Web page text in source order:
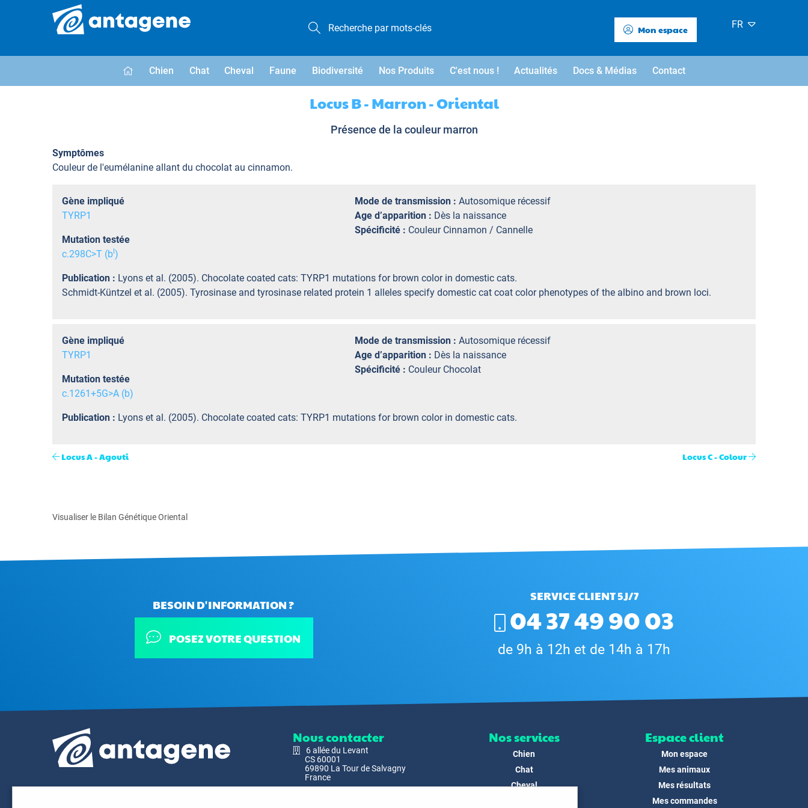
Mon espace FR
Chien Chat Cheval Faune Biodiversité Nos Produits C'est nous ! Actualités Docs & Médias Contact
Locus B - Marron - Oriental
Présence de la couleur marron
Symptômes
Couleur de l'eumélanine allant du chocolat au cinnamon.
Gène impliqué
TYRP1
Mutation testée
c.298C>T (b)
Mode de transmission : Autosomique récessif
Age d’apparition : Dès la naissance
Spécificité : Couleur Cinnamon / Cannelle
Publication : Lyons et al. (2005). Chocolate coated cats: TYRP1 mutations for brown color in domestic cats.
Schmidt-Küntzel et al. (2005). Tyrosinase and tyrosinase related protein 1 alleles specify domestic cat coat color phenotypes of the albino and brown loci.
Gène impliqué
TYRP1
Mutation testée
c.1261+5G>A (b)
Mode de transmission : Autosomique récessif
Age d’apparition : Dès la naissance
Spécificité : Couleur Chocolat
Publication : Lyons et al. (2005). Chocolate coated cats: TYRP1 mutations for brown color in domestic cats.
Locus A - Agouti Locus C - Colour
Visualiser le Bilan Génétique Oriental
BESOIN D'INFORMATION ?
POSEZ VOTRE QUESTION
SERVICE CLIENT 5J/7
04 37 49 90 03
de 9h à 12h et de 14h à 17h
Nous contacter
6 allée du Levant
CS 60001
69890 La Tour de Salvagny
France
Nos services
Chien
Chat
Cheval
Espace client
Mon espace
Mes animaux
Mes résultats
Mes commandes